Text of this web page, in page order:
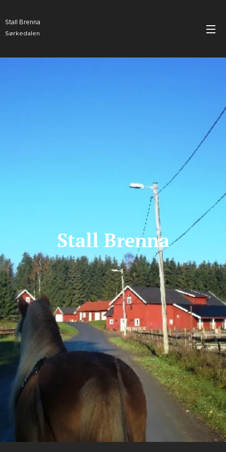
Stall Brenna
Sørkedalen
Stall Brenna